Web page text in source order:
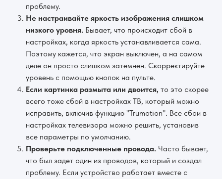
проблему.
Не настраивайте яркость изображения слишком
низкого уровня. Бывает, что происходит сбой в
настройках, когда яркость устанавливается сама.
Поэтому кажется, что экран выключен, а на самом
деле он просто слишком затемнен. Скорректируйте
уровень с помощью кнопок на пульте.
Если картинка размыта или двоится, то это скорее
всего тоже сбой в настройках ТВ, который можно
исправить, включив функцию "Trumotion". Все сбои в
настройках телевизора можно решить, установив
все параметры по умолчанию.
Проверьте подключенные провода. Часто бывает,
что был задет один из проводов, который и создал
проблему. Если устройство работает вместе с